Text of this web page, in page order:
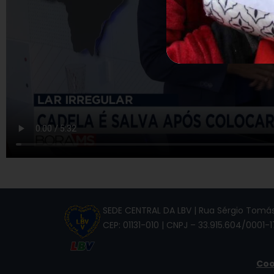
SEDE CENTRAL DA LBV | Rua Sérgio
CEP: 01131-010 | CNPJ – 33.915.604/